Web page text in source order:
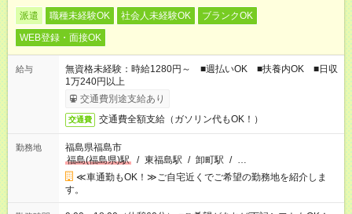
派遣 職種未経験OK 社会人未経験OK
ブランクOK
WEB登録・面接OK
給与
無資格未経験：時給1280円～ ■週払いOK ■扶養内OK ■日収
1万240円以上
交通費別途支給あり
交通費 交通費全額支給（ガソリン代もOK！）
勤務地
福島県福島市
福島(福島県)駅
/ 東福島駅 / 卸町駅 / …
≪車通勤もOK！≫ご自宅近くでご希望の勤務地を紹介しま
す。